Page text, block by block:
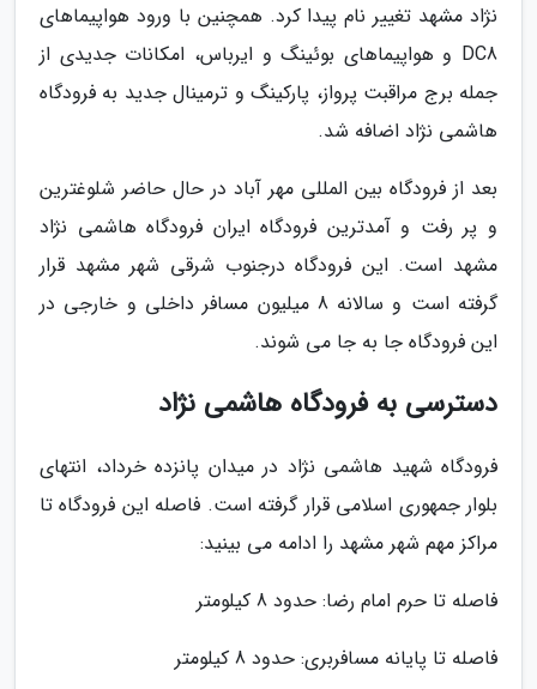
نژاد مشهد تغییر نام پیدا کرد. همچنین با ورود هواپیماهای
DC8 و هواپیماهای بوئینگ و ایرباس، امکانات جدیدی از
جمله برج مراقبت پرواز، پارکینگ و ترمینال جدید به فرودگاه
هاشمی نژاد اضافه شد.
بعد از فرودگاه بین المللی مهر آباد در حال حاضر شلوغترین
و پر رفت و آمدترین فرودگاه ایران فرودگاه هاشمی نژاد
مشهد است. این فرودگاه درجنوب شرقی شهر مشهد قرار
گرفته است و سالانه 8 میلیون مسافر داخلی و خارجی در
این فرودگاه جا به جا می شوند.
دسترسی به فرودگاه هاشمی نژاد
فرودگاه شهید هاشمی نژاد در میدان پانزده خرداد، انتهای
بلوار جمهوری اسلامی قرار گرفته است. فاصله این فرودگاه تا
مراکز مهم شهر مشهد را ادامه می بینید:
فاصله تا حرم امام رضا: حدود 8 کیلومتر
فاصله تا پایانه مسافربری: حدود 8 کیلومتر